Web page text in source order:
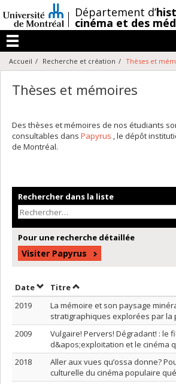
au
contenu
/Département d’
cinéma et des
Menu
Accueil Recherche et création Thèses et
Thèses et mémoires
Des thèses et mémoires de nos étudiants
consultables dans Papyrus , le dépôt
de Montréal.
Rechercher dans la liste
Pour une recherche détaillée
Visiter Papyrus
DateTrier par date en ordre croissant
TitreTrier par titre en ordre
2019
La mémoire et son paysage
stratigraphiques explorées par la
2009
Vulgaire! Pervers! Dégradant! : le
d&apos;exploitation et le cinéma
2018
Aller aux vues qu’ossa donne?
culturelle du cinéma populaire